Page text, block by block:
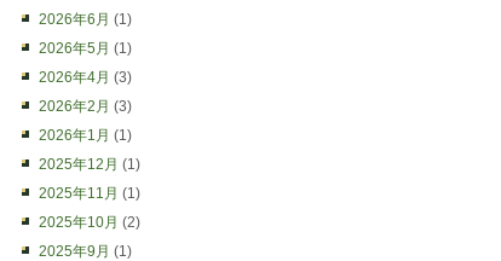
2026年6月 (1)
2026年5月 (1)
2026年4月 (3)
2026年2月 (3)
2026年1月 (1)
2025年12月 (1)
2025年11月 (1)
2025年10月 (2)
2025年9月 (1)